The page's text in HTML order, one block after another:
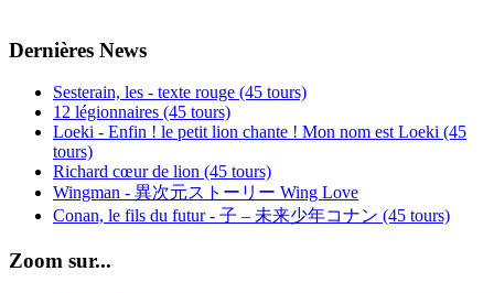
Dernières News
Sesterain, les - texte rouge (45 tours)
12 légionnaires (45 tours)
Loeki - Enfin ! le petit lion chante ! Mon nom est Loeki (45
tours)
Richard cœur de lion (45 tours)
Wingman - 異次元ストーリー Wing Love
Conan, le fils du futur - 子 – 未来少年コナン (45 tours)
Zoom sur...